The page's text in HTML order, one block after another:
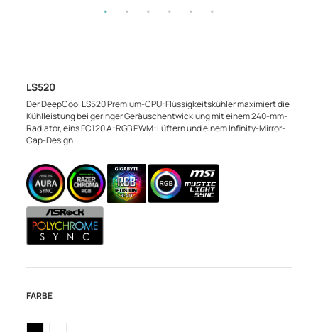
LS520
Der DeepCool LS520 Premium-CPU-Flüssigkeitskühler maximiert die
Kühlleistung bei geringer Geräuschentwicklung mit einem 240-mm-
Radiator, eins FC120 A-RGB PWM-Lüftern und einem Infinity-Mirror-
Cap-Design.
FARBE